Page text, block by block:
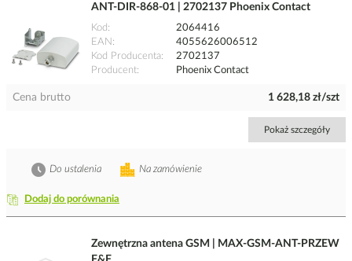
ANT-DIR-868-01 | 2702137 Phoenix Contact
Kod
2064416
EAN
4055626006512
Kod Producenta
2702137
Producent
Phoenix Contact
Cena brutto 1 628,18 zł/szt
Pokaż szczegóły
Dodaj do porównania
Na zamówienie
Do ustalenia
Zewnętrzna antena GSM | MAX-GSM-ANT-PRZEW